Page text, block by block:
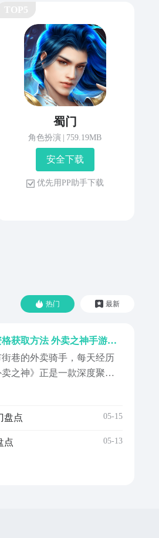
蜀门
角色扮演 759.19MB
安 全 下 载
优 先 用 P P 助 手 下 载
热门 最新
外卖之神游戏手机版测试资格获取方法 外卖之神手游内测资格怎么申请
巷的外卖骑手，每天经历
之神》正是一款深度聚焦
，现已开启测试资格预
卖之神》最新下载预约地
盘点 05-15
点 05-13